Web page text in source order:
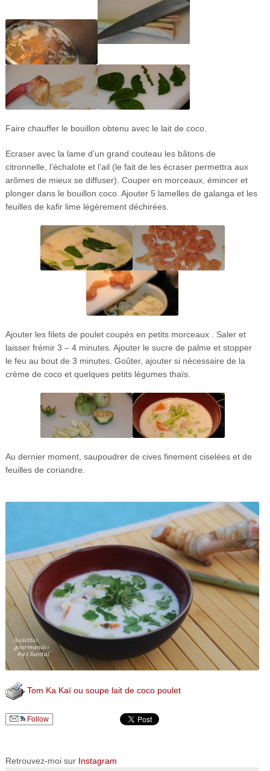
Faire chauffer le bouillon obtenu avec le lait de coco.
Ecraser avec la lame d’un grand couteau les bâtons de
citronnelle, l’échalote et l’ail (le fait de les écraser permettra aux
arômes de mieux se diffuser). Couper en morceaux, émincer et
plonger dans le bouillon coco. Ajouter 5 lamelles de galanga et les
feuilles de kafir lime légèrement déchirées.
Ajouter les filets de poulet coupés en petits morceaux . Saler et
laisser frémir 3 – 4 minutes. Ajouter le sucre de palme et stopper
le feu au bout de 3 minutes. Goûter, ajouter si nécessaire de la
crème de coco et quelques petits légumes thaïs.
Au dernier moment, saupoudrer de cives finement ciselées et de
feuilles de coriandre.
Tom Ka Kaï ou soupe lait de coco poulet
Follow
Retrouvez-moi sur Instagram